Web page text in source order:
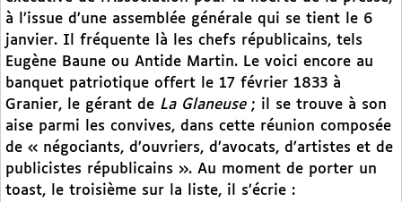
à l’issue d’une assemblée générale qui se tient le 6
janvier. Il fréquente là les chefs républicains, tels
Eugène Baune ou Antide Martin. Le voici encore au
banquet patriotique offert le 17 février 1833 à
Granier, le gérant de La Glaneuse; il se trouve à son
aise parmi les convives, dans cette réunion composée
de « négociants, d’ouvriers, d’avocats, d’artistes et de
publicistes républicains ». Au moment de porter un
toast, le troisième sur la liste, il s’écrie :